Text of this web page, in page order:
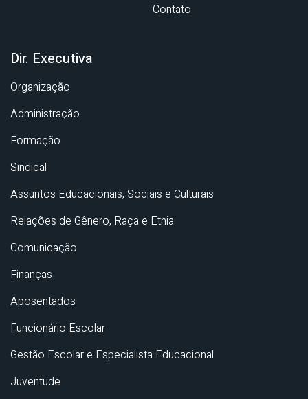
Contato
Dir. Executiva
Organização
Administração
Formação
Sindical
Assuntos Educacionais, Sociais e Culturais
Relações de Gênero, Raça e Etnia
Comunicação
Finanças
Aposentados
Funcionário Escolar
Gestão Escolar e Especialista Educacional
Juventude